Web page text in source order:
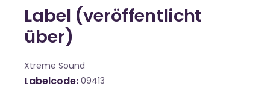
Label (veröffentlicht
über)
Xtreme Sound
Labelcode 09413